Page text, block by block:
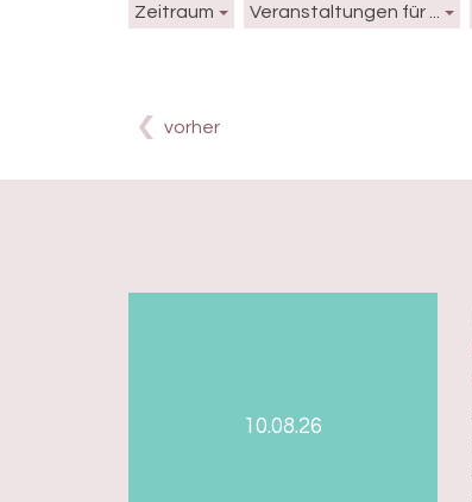
Zeitraum Veranstaltungen für ...
vorher
10.08.26